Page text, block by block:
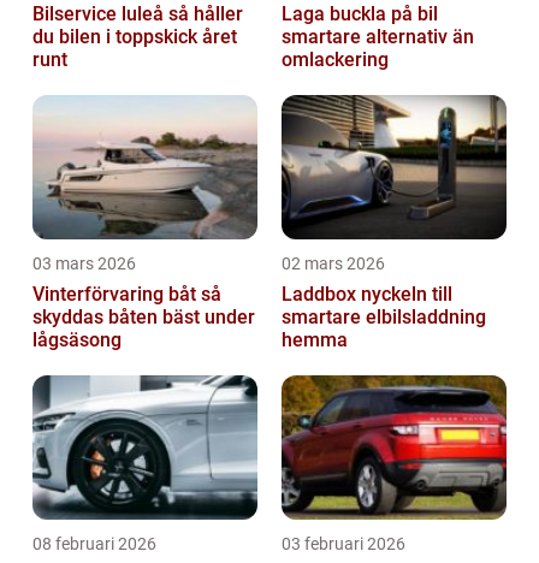
Bilservice luleå så håller
du bilen i toppskick året
runt
Laga buckla på bil
smartare alternativ än
omlackering
03 mars 2026
Vinterförvaring båt så
skyddas båten bäst under
lågsäsong
02 mars 2026
Laddbox nyckeln till
smartare elbilsladdning
hemma
08 februari 2026 03 februari 2026